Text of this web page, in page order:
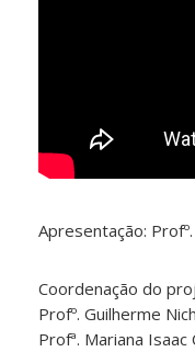
Apresentação:
Coordenação do
Profº. Guilherme
Profª. Mariana Isaac